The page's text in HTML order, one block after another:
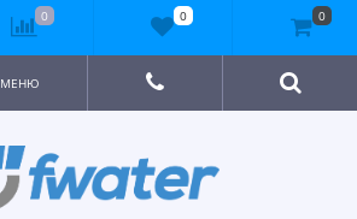
МЕНЮ
0 0 0